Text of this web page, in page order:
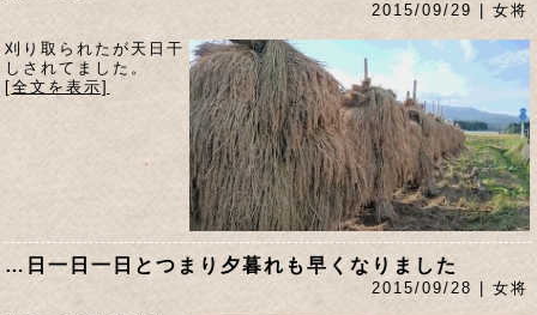
2015/09/29 | 女将
刈り取られたが天日干
しされてました。
[全文を表示]
…日一日一日とつまり夕暮れも早くなりました
2015/09/28 | 女将